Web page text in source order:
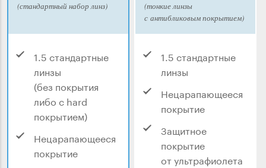
(стандартный набор линз)
1.5 стандартные
линзы
(без покрытия
либо с hard
покрытием)
Нецарапающееся
покрытие
(тонкие линзы
с антибликовым покрытием)
1.5 стандартные
линзы
Нецарапающееся
покрытие
Защитное
покрытие
от ультрафиолета